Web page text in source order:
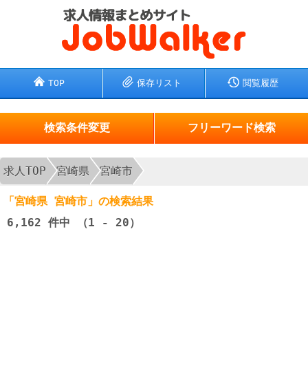
TOP 保存リスト 閲覧履歴
検索条件変更 フリーワード検索
求人TOP 宮崎県 宮崎市
「宮崎県 宮崎市」の検索結果
6,162 件中 （1 - 20）